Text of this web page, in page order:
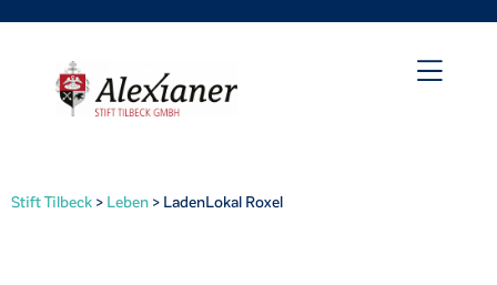
Stift Tilbeck > Leben > LadenLokal Roxel